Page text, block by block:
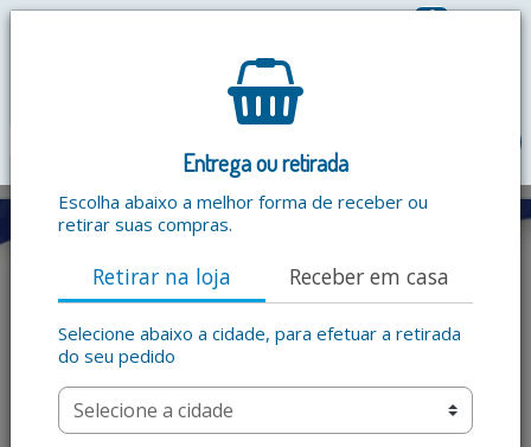
0
Entrega ou retirada
Escolha abaixo a melhor forma de receber ou
retirar suas compras.
Retirar na loja Receber em casa
Selecione abaixo a cidade, para efetuar a retirada
do seu pedido